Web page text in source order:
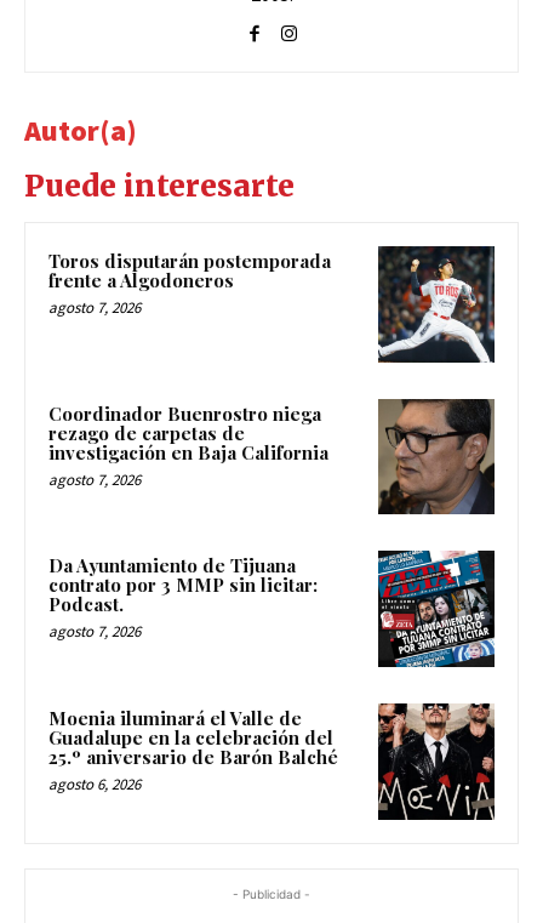
Autor(a)
Puede interesarte
Toros disputarán postemporada
frente a Algodoneros
agosto 7, 2026
Coordinador Buenrostro niega
rezago de carpetas de
investigación en Baja California
agosto 7, 2026
Da Ayuntamiento de Tijuana
contrato por 3 MMP sin licitar:
Podcast.
agosto 7, 2026
Moenia iluminará el Valle de
Guadalupe en la celebración del
25.º aniversario de Barón Balché
agosto 6, 2026
- Publicidad -